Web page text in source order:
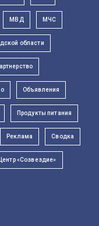
МВД МЧС
области
Объявления
Продукты питания
Реклама Сводка
Центр «Созвездие»